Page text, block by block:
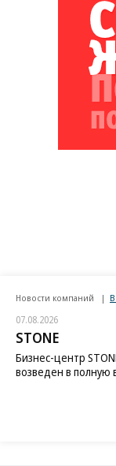
Новости компаний
07.08.2026
STONE
Бизнес-центр
возведен в полную